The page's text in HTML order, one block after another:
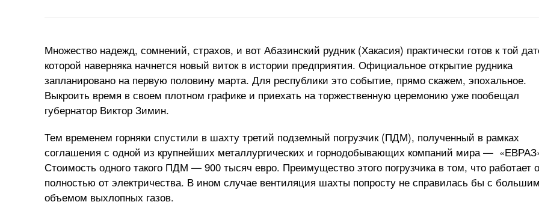
Множество надежд, сомнений, страхов, и вот Абазинский рудник (Хакасия) практически готов к той
которой наверняка начнется новый виток в истории предприятия. Официальное открытие рудника
запланировано на первую половину марта. Для республики это событие, прямо скажем, эпохальное.
Выкроить время в своем плотном графике и приехать на торжественную церемонию уже пообещал
губернатор Виктор Зимин.
Тем временем горняки спустили в шахту третий подземный погрузчик (ПДМ), полученный в рамках
соглашения с одной из крупнейших металлургических и горнодобывающих компаний мира —
Стоимость одного такого ПДМ — 900 тысяч евро. Преимущество этого погрузчика в том, что работает
полностью от электричества. В ином случае вентиляция шахты попросту не справилась бы с
объемом выхлопных газов.